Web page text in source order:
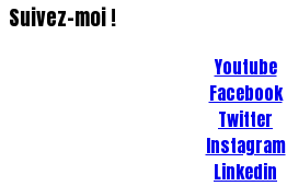
Suivez-moi !
Youtube
Facebook
Twitter
Instagram
Linkedin